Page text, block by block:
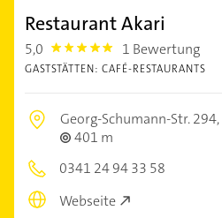
Restaurant Akari
5,0 5.0 1 Bewertung
GASTSTÄTTEN: CAFÉ-RESTAURANTS
Georg-Schumann-Str. 294,
401 m
0341 24 94 33 58
Webseite